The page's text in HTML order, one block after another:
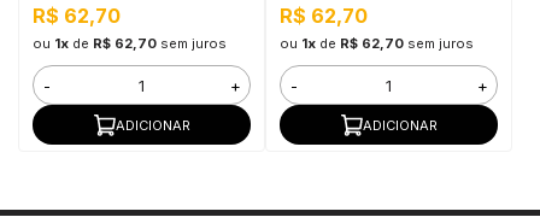
R$ 62,70
ou 1xde R$ 62,70 sem juros
- +
ADICIONAR
R$ 62,70
ou 1xde R$ 62,70 sem juros
- +
ADICIONAR